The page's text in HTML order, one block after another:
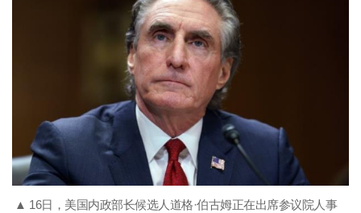
▲ 16日，美国内政部长候选人道格·伯古姆正在出席参议院人事